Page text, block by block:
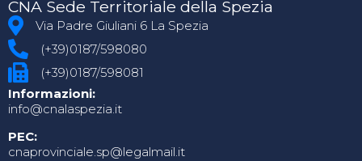
CNA Sede Territoriale della Spezia
Via Padre Giuliani 6 La Spezia
(+39)0187/598080
(+39)0187/598081
Informazioni:
info@cnalaspezia.it
PEC:
cnaprovinciale.sp@legalmail.it